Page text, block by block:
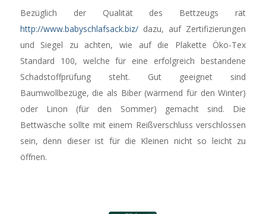
Bezüglich der Qualität des Bettzeugs rät
http://www.babyschlafsack.biz/dazu, auf Zertifizierungen
und Siegel zu achten, wie auf die Plakette Öko-Tex
Standard 100, welche für eine erfolgreich bestandene
Schadstoffprüfung steht. Gut geeignet sind
Baumwollbezüge, die als Biber (wärmend für den Winter)
oder Linon (für den Sommer) gemacht sind. Die
Bettwäsche sollte mit einem Reißverschluss verschlossen
sein, denn dieser ist für die Kleinen nicht so leicht zu
öffnen.